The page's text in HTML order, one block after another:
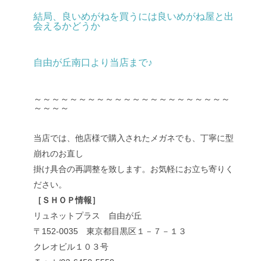
結局、良いめがねを買うには良いめがね屋と出
会えるかどうか
自由が丘南口より当店まで♪
～～～～～～～～～～～～～～～～～～～～～～
～～～～
当店では、他店様で購入されたメガネでも、丁寧に型
崩れのお直し
掛け具合の再調整を致します。お気軽にお立ち寄りく
ださい。
［ＳＨＯＰ情報］
リュネットプラス 自由が丘
〒152-0035 東京都目黒区１－７－１３
クレオビル１０３号